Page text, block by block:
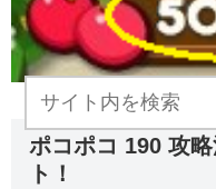
ポコポコ 190 攻略
ト！